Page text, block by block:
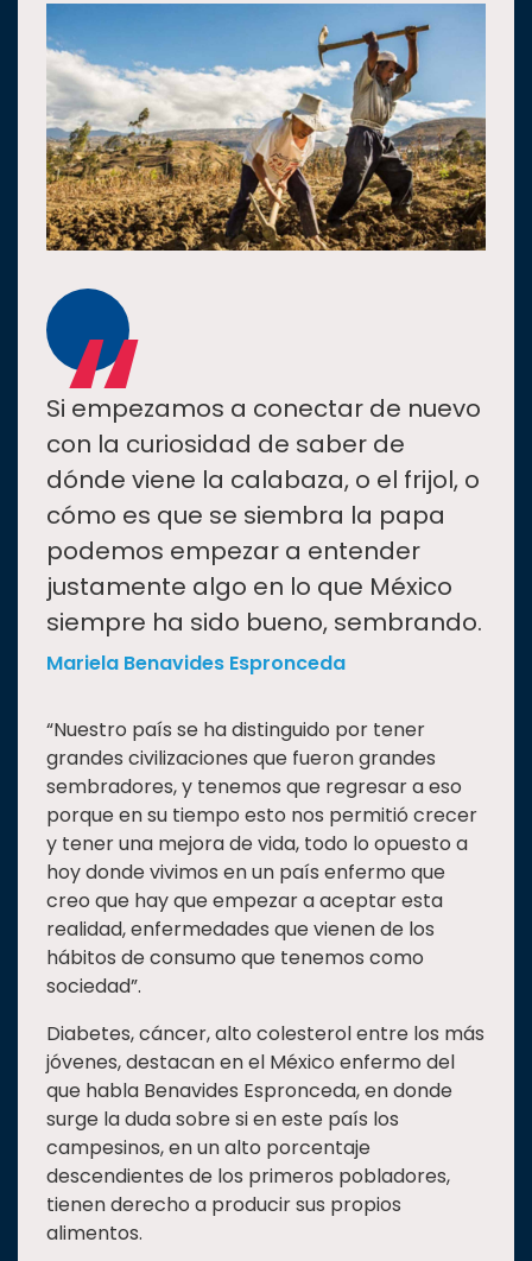
“
Si empezamos a conectar de nuevo
con la curiosidad de saber de
dónde viene la calabaza, o el frijol, o
cómo es que se siembra la papa
podemos empezar a entender
justamente algo en lo que México
siempre ha sido bueno, sembrando.
Mariela Benavides Espronceda
“Nuestro país se ha distinguido por tener
grandes civilizaciones que fueron grandes
sembradores, y tenemos que regresar a eso
porque en su tiempo esto nos permitió crecer
y tener una mejora de vida, todo lo opuesto a
hoy donde vivimos en un país enfermo que
creo que hay que empezar a aceptar esta
realidad, enfermedades que vienen de los
hábitos de consumo que tenemos como
sociedad”.
Diabetes, cáncer, alto colesterol entre los más
jóvenes, destacan en el México enfermo del
que habla Benavides Espronceda, en donde
surge la duda sobre si en este país los
campesinos, en un alto porcentaje
descendientes de los primeros pobladores,
tienen derecho a producir sus propios
alimentos.